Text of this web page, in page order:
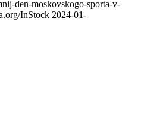
den-moskovskogo-sporta-v-
InStock 2024-01-